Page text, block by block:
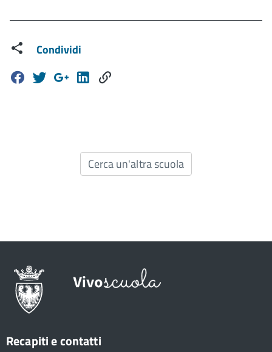
Condividi
Cerca un'altra scuola
Recapiti e contatti